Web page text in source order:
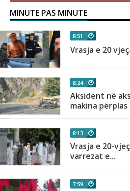
MINUTE PAS MINUTE
8:51
Vrasja e 20
8:24
Aksident në
makina
8:13
Vrasja e 20-
varrezat e...
7:59